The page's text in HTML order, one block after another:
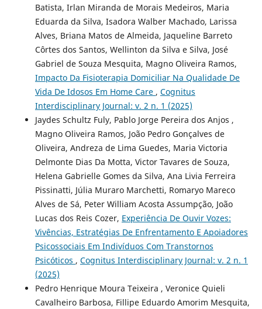
Batista, Irlan Miranda de Morais Medeiros, Maria
Eduarda da Silva, Isadora Walber Machado, Larissa
Alves, Briana Matos de Almeida, Jaqueline Barreto
Côrtes dos Santos, Wellinton da Silva e Silva, José
Gabriel de Souza Mesquita, Magno Oliveira Ramos,
Impacto Da Fisioterapia Domiciliar Na Qualidade De
Vida De Idosos Em Home Care , Cognitus
Interdisciplinary Journal: v. 2 n. 1 (2025)
Jaydes Schultz Fuly, Pablo Jorge Pereira dos Anjos ,
Magno Oliveira Ramos, João Pedro Gonçalves de
Oliveira, Andreza de Lima Guedes, Maria Victoria
Delmonte Dias Da Motta, Victor Tavares de Souza,
Helena Gabrielle Gomes da Silva, Ana Livia Ferreira
Pissinatti, Júlia Muraro Marchetti, Romaryo Mareco
Alves de Sá, Peter William Acosta Assumpção, João
Lucas dos Reis Cozer, Experiência De Ouvir Vozes:
Vivências, Estratégias De Enfrentamento E Apoiadores
Psicossociais Em Indivíduos Com Transtornos
Psicóticos , Cognitus Interdisciplinary Journal: v. 2 n. 1
(2025)
Pedro Henrique Moura Teixeira , Veronice Quieli
Cavalheiro Barbosa, Fillipe Eduardo Amorim Mesquita,